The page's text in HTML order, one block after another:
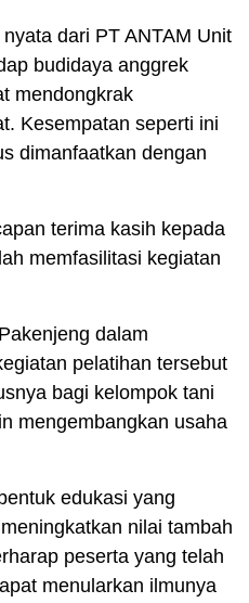
dari PT ANTAM Unit
budidaya anggrek
mendongkrak
Kesempatan seperti ini
dimanfaatkan dengan
terima kasih kepada
memfasilitasi kegiatan
dalam
pelatihan tersebut
bagi kelompok tani
mengembangkan usaha
edukasi yang
nilai tambah
peserta yang telah
menularkan ilmunya